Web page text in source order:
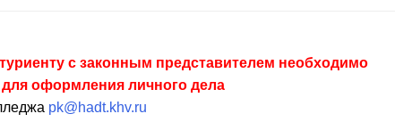
с законным представителем необходимо
оформления личного дела
pk@hadt.khv.ru